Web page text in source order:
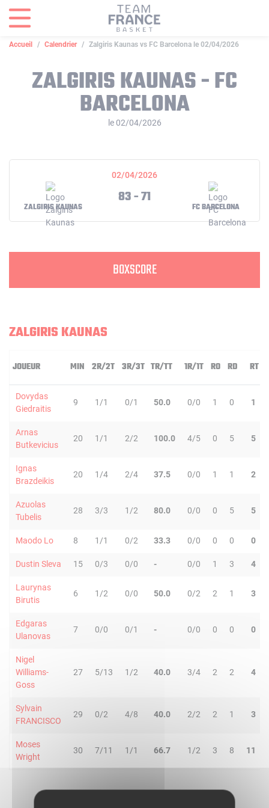
Accueil Calendrier Zalgiris Kaunas vs FC Barcelona le 02/04/2026
ZALGIRIS KAUNAS - FC
BARCELONA
le 02/04/2026
02/04/2026
ZALGIRIS KAUNAS
83 - 71
FC BARCELONA
BOXSCORE
ZALGIRIS KAUNAS
JOUEUR MIN 2R/2T 3R/3T TR/TT 1R/1T RO RD RT
Dovydas
Giedraitis
9 1/1 0/1 50.0 0/0 1 0 1
Arnas
Butkevicius
20 1/1 2/2 100.0 4/5 0 5 5
Ignas
Brazdeikis
20 1/4 2/4 37.5 0/0 1 1 2
Azuolas
Tubelis
28 3/3 1/2 80.0 0/0 0 5 5
Maodo Lo 8 1/1 0/2 33.3 0/0 0 0 0
Dustin Sleva 15 0/3 0/0 - 0/0 1 3 4
Laurynas
Birutis
6 1/2 0/0 50.0 0/2 2 1 3
Edgaras
Ulanovas
7 0/0 0/1 - 0/0 0 0 0
Nigel
Williams-
Goss
27 5/13 1/2 40.0 3/4 2 2 4
Sylvain
FRANCISCO
29 0/2 4/8 40.0 2/2 2 1 3
Moses
Wright
30 7/11 1/1 66.7 1/2 3 8 11
Panneau de gestion des cookies